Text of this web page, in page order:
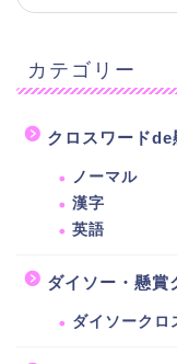
カテゴリー
クロスワードde
ノーマル
漢字
英語
ダイソー・懸賞
ダイソークロ